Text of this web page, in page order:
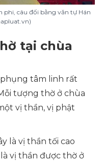
phi, câu đối bằng văn tự Hán
tại chùa
tâm linh rất
tượng thờ ở chùa
vị thần, vị phật
là vị thần tối cao
vị thần được thờ ở